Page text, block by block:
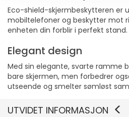
Eco-shield-skjermbeskytteren er
mobiltelefoner og beskytter mot
enheten din forblir i perfekt stand.
Elegant design
Med sin elegante, svarte ramme
bare skjermen, men forbedrer
utseende og smelter sømløst
UTVIDET INFORMASJON